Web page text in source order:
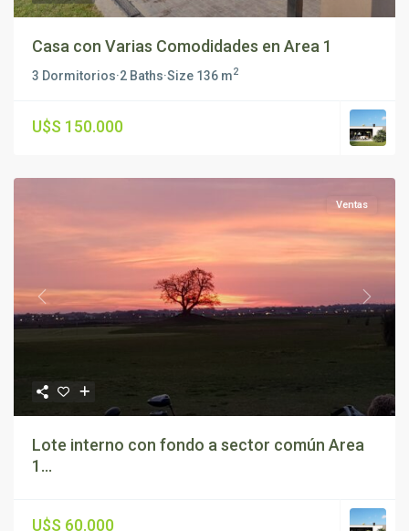
Casa con Varias Comodidades en Area 1
3 Dormitorios·2 Baths·Size 136 m2
U$S 150.000
Previous Next
Ventas
Lote interno con fondo a sector común Area
1...
U$S 60.000